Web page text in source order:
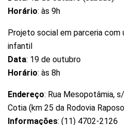
Horário: às 9h
Projeto social em parceria
infantil
Data: 19 de outubro
Horário: às 8h
Endereço: Rua Mesopotâmia,
Cotia (km 25 da Rodovia
Informações: (11) 4702-2126